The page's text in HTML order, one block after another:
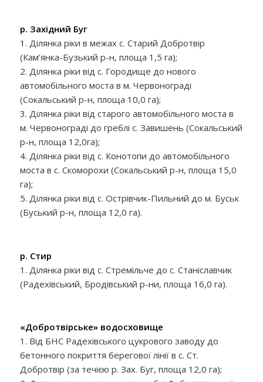
р. Західний Буг
1. Ділянка ріки в межах с. Старий Добротвір
(Кам’янка-Бузький р-н, площа 1,5 га);
2. Ділянка ріки від с. Городище до нового
автомобільного моста в м. Червонограді
(Сокальський р-н, площа 10,0 га);
3. Ділянка ріки від старого автомобільного моста в
м. Червонограді до греблі с. Завишень (Сокальський
р-н, площа 12,0га);
4. Ділянка ріки від с. Конотопи до автомобільного
моста в с. Скоморохи (Сокальський р-н, площа 15,0
га);
5. Ділянка ріки від с. Острівчик-Пильний до м. Буськ
(Буський р-н, площа 12,0 га).
р. Стир
1. Ділянка ріки від с. Стремільче до с. Станіславчик
(Радехівський, Бродівський р-ни, площа 16,0 га).
«Добротвірське» водосховище
1. Від БНС Радехівського цукрового заводу до
бетонного покриття берегової лінії в с. Ст.
Добротвір (за течією р. Зах. Буг, площа 12,0 га);